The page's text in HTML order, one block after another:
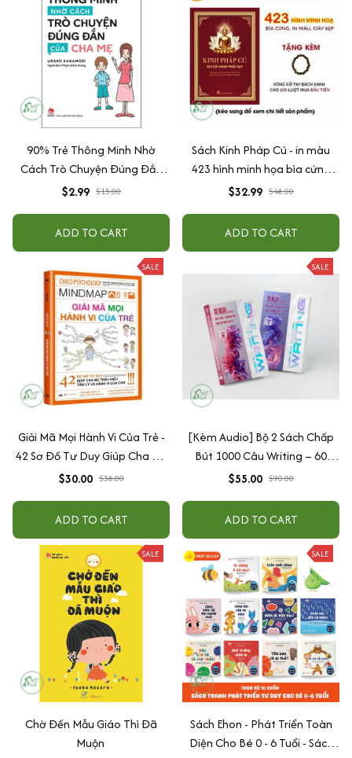
90% Trẻ Thông Minh Nhờ
Cách Trò Chuyện Đúng Đắn
Của Cha Mẹ
$2.99 $15.00
ADD TO CART
Sách Kinh Pháp Cú - in màu
423 hình minh họa bìa cứng
cao cấp + tặng kèm vòng tay
$32.99 $48.00
ADD TO CART
SALE
Giải Mã Mọi Hành Vi Của Trẻ -
42 Sơ Đồ Tư Duy Giúp Cha Mẹ
Thấu Hiểu Tâm Lý Và Hành Vi
$30.00 $38.00
ADD TO CART
SALE
[Kèm Audio] Bộ 2 Sách Chấp
Bút 1000 Câu Writing – 60
Ngày Gieo Trồng Tư Duy
$55.00 $90.00
ADD TO CART
SALE
Chờ Đến Mẫu Giáo Thì Đã
Muộn
SALE
Sách Ehon - Phát Triển Toàn
Diện Cho Bé 0 - 6 Tuổi - Sách